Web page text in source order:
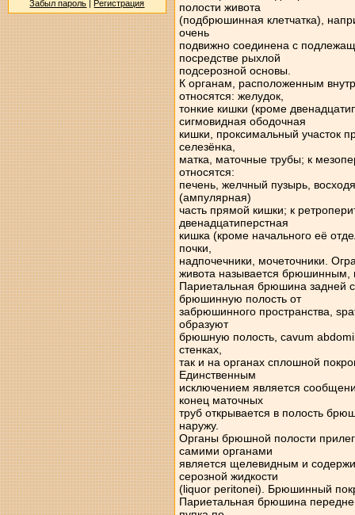
Забыл пароль |Регистрация
полости живота
(подбрюшинная клетчатка),
очень
подвижно соединена с
посредстве рыхлой
подсерозной основы.
К органам, расположенным
относятся: желудок,
тонкие кишки (кроме
сигмовидная ободочная
кишки, проксимальный участок
селезёнка,
матка, маточные трубы; к
относятся:
печень, желчный пузырь,
(ампулярная)
часть прямой кишки; к
двенадцатиперстная
кишка (кроме начального её
почки,
надпочечники, мочеточники.
живота называется
Париетальная брюшина задней
брюшинную полость от
забрюшинного пространства,
образуют
брюшную полость, cavum
стенках,
так и на органах сплошной
Единственным
исключением является
конец маточных
труб открывается в полость
наружу.
Органы брюшной полости
самими органами
является щелевидным и
серозной жидкости
(liquor peritonei). Брюшинный
Париетальная брюшина